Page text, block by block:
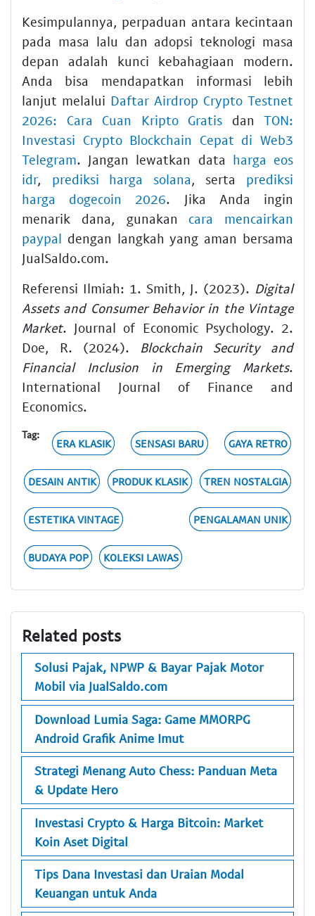
Kesimpulannya, perpaduan antara kecintaan
pada masa lalu dan adopsi teknologi masa
depan adalah kunci kebahagiaan modern.
Anda bisa mendapatkan informasi lebih
lanjut melalui Daftar Airdrop Crypto Testnet
2026: Cara Cuan Kripto Gratis dan TON:
Investasi Crypto Blockchain Cepat di Web3
Telegram. Jangan lewatkan data harga eos
idr, prediksi harga solana, serta prediksi
harga dogecoin 2026. Jika Anda ingin
menarik dana, gunakan cara mencairkan
paypal dengan langkah yang aman bersama
JualSaldo.com.
Referensi Ilmiah: 1. Smith, J. (2023). Digital
Assets and Consumer Behavior in the Vintage
Market. Journal of Economic Psychology. 2.
Doe, R. (2024). Blockchain Security and
Financial Inclusion in Emerging Markets.
International Journal of Finance and
Economics.
Tag:
ERA KLASIK SENSASI BARU GAYA RETRO
DESAIN ANTIK PRODUK KLASIK TREN NOSTALGIA
ESTETIKA VINTAGE PENGALAMAN UNIK
BUDAYA POP KOLEKSI LAWAS
Related posts
Solusi Pajak, NPWP & Bayar Pajak Motor
Mobil via JualSaldo.com
Download Lumia Saga: Game MMORPG
Android Grafik Anime Imut
Strategi Menang Auto Chess: Panduan Meta
& Update Hero
Investasi Crypto & Harga Bitcoin: Market
Koin Aset Digital
Tips Dana Investasi dan Uraian Modal
Keuangan untuk Anda